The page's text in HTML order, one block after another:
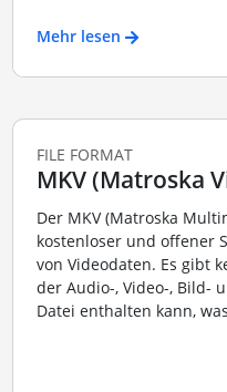
Mehr lesen
FILE FORMAT
MKV (Matroska
Der MKV (Matroska
kostenloser und offener
von Videodaten. Es gibt
der Audio-, Video-, Bild-
Datei enthalten kann,